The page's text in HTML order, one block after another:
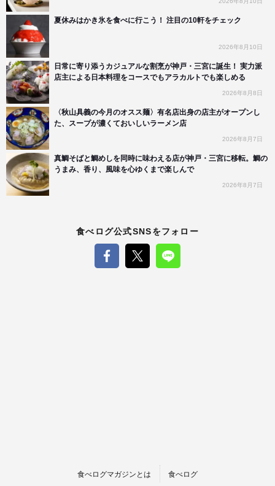
夏休みはかき氷を食べに行こう！ 注目の10軒をチェック
2026年8月10日
日常に寄り添うカジュアルな割烹が神戸・三宮に誕生！ 実力派
店主による日本料理をコースでもアラカルトでも楽しめる
2026年8月8日
〈秋山具義の今月のオスス麺〉有名店出身の店主がオープンし
た、スープが濃くておいしいラーメン店
2026年8月7日
真鯛そばと鯛めしを同時に味わえる店が神戸・三宮に移転。鯛の
うまみ、香り、風味を心ゆくまで楽しんで
2026年8月7日
食べログ公式SNSをフォロー
食べログマガジンとは 食べログ